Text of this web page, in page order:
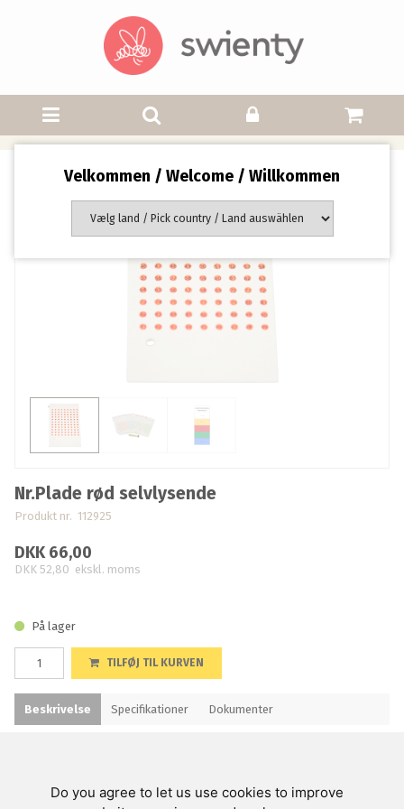
Do you agree to let us use cookies to improve
Velkommen / Welcome / Willkommen
Nr.Plade rød selvlysende
Produkt nr. 112925
DKK 66,00
DKK 52,80 ekskl. moms
På lager
TILFØJ TIL KURVEN
Beskrivelse Specifikationer Dokumenter
Swienty A/S